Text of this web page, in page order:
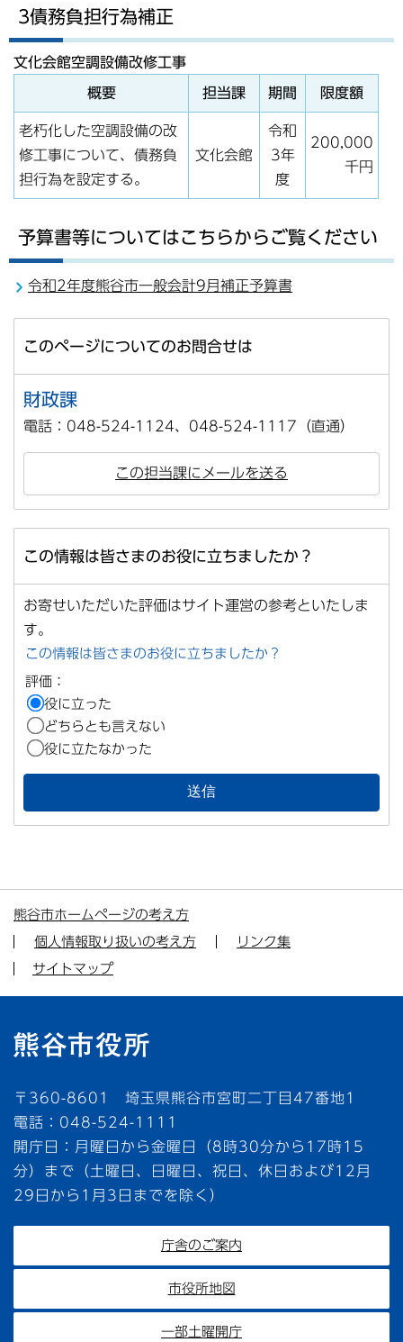
3債務負担行為補正
文化会館空調設備改修工事
概要 担当課 期間 限度額
老朽化した空調設備の改
修工事について、債務負
担行為を設定する。
文化会館
令和
3年
度
200,000
千円
予算書等についてはこちらからご覧ください
令和2年度熊谷市一般会計9月補正予算書
このページについてのお問合せは
財政課
電話：048-524-1124、048-524-1117（直通）
この担当課にメールを送る
この情報は皆さまのお役に立ちましたか？
お寄せいただいた評価はサイト運営の参考といたしま
す。
この情報は皆さまのお役に立ちましたか？
評価：
役に立った
どちらとも言えない
役に立たなかった
熊谷市ホームページの考え方
個人情報取り扱いの考え方
リンク集
サイトマップ
〒360-8601 埼玉県熊谷市宮町二丁目47番地1
電話：048-524-1111
開庁日：月曜日から金曜日（8時30分から17時15
分）まで（土曜日、日曜日、祝日、休日および12月
29日から1月3日までを除く）
庁舎のご案内
市役所地図
一部土曜開庁